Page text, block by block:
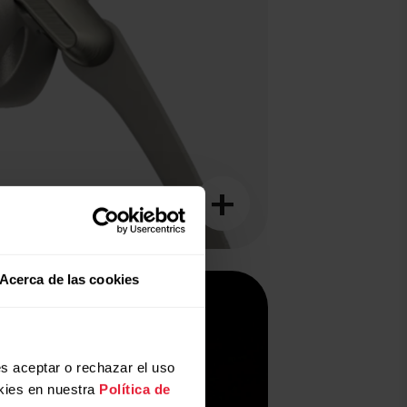
de las cookies
aceptar o rechazar el uso
en nuestra Política de
+